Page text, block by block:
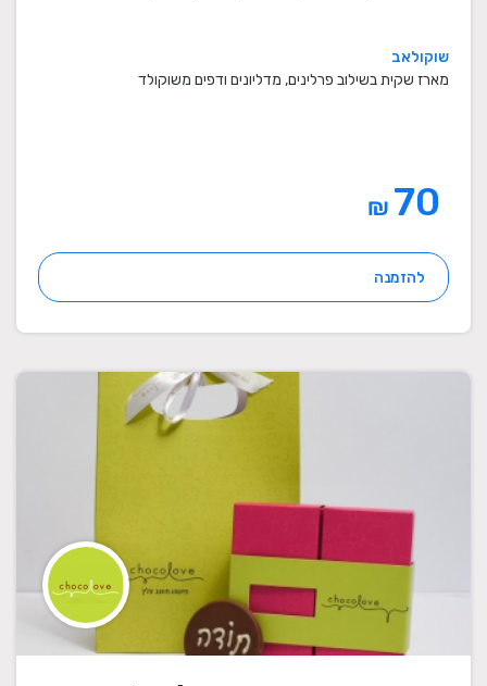
שוקולאב
מארז שקית בשילוב פרלינים, מדליונים ודפים משוקולד
₪
להזמנה